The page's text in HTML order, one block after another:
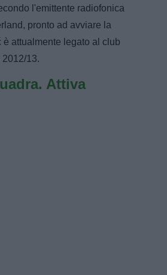
l'emittente radiofonica
pronto ad avviare la
attualmente legato al club
13.
Attiva